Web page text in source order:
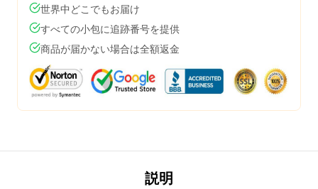
世界中どこでもお届け
すべての小包に追跡番号を提供
商品が届かない場合は全額返金
説明